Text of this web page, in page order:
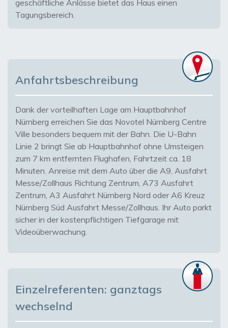
geschäftliche Anlässe bietet das Haus einen
Tagungsbereich.
Anfahrtsbeschreibung
Dank der vorteilhaften Lage am Hauptbahnhof
Nürnberg erreichen Sie das Novotel Nürnberg Centre
Ville besonders bequem mit der Bahn. Die U-Bahn
Linie 2 bringt Sie ab Hauptbahnhof ohne Umsteigen
zum 7 km entfernten Flughafen, Fahrtzeit ca. 18
Minuten. Anreise mit dem Auto über die A9, Ausfahrt
Messe/Zollhaus Richtung Zentrum, A73 Ausfahrt
Zentrum, A3 Ausfahrt Nürnberg Nord oder A6 Kreuz
Nürnberg Süd Ausfahrt Messe/Zollhaus. Ihr Auto parkt
sicher in der kostenpflichtigen Tiefgarage mit
Videoüberwachung.
Einzelreferenten: ganztags
wechselnd